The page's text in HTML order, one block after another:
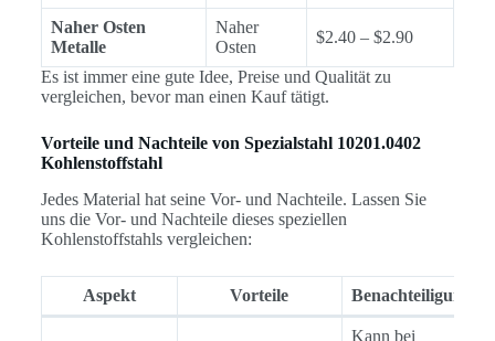
Naher Osten
Metalle
Naher
Osten
$2.40 – $2.90
Es ist immer eine gute Idee, Preise und Qualität zu
vergleichen, bevor man einen Kauf tätigt.
Vorteile und Nachteile von Spezialstahl 10201.0402
Kohlenstoffstahl
Jedes Material hat seine Vor- und Nachteile. Lassen Sie
uns die Vor- und Nachteile dieses speziellen
Kohlenstoffstahls vergleichen:
Aspekt Vorteile Benachteiligungen
Kann bei